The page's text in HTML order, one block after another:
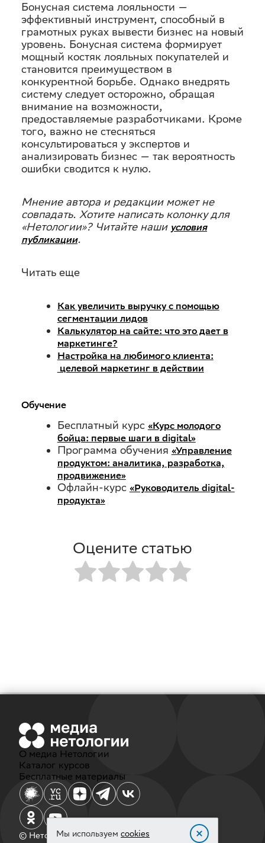
Бонусная система лояльности —
эффективный инструмент, способный в
грамотных руках вывести бизнес на новый
уровень. Бонусная система формирует
мощный костяк лояльных покупателей и
становится преимуществом в
конкурентной борьбе. Однако внедрять
систему следует осторожно, обращая
внимание на возможности,
предоставляемые разработчиками. Кроме
того, важно не стесняться
консультироваться у экспертов и
анализировать бизнес — так вероятность
ошибки сводится к нулю.
Мнение автора и редакции может не
совпадать. Хотите написать колонку для
«Нетологии»? Читайте наши условия
публикации.
Читать еще
Как увеличить выручку с помощью
сегментации лидов
Калькулятор на сайте: что это дает в
маркетинге?
Настройка на любимого клиента:
целевой маркетинг в действии
Обучение
Бесплатный курс «Курс молодого
бойца: первые шаги в digital»
Программа обучения «Управление
продуктом: аналитика, разработка,
продвижение»
Офлайн-курс «Руководитель digital-
продукта»
Оцените статью
О медиа Нетологии
Каталог курсов
Бесплатные материалы
© Нетология, 2011‐2026
Мы используем cookies